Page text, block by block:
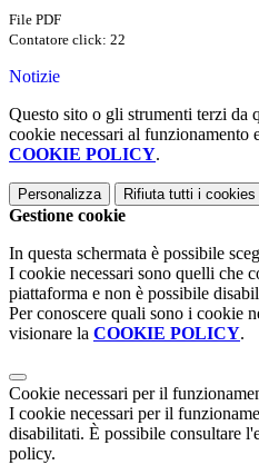
File PDF
Contatore click: 22
Notizie
Questo sito o gli strumenti terzi da
cookie necessari al
COOKIE POLICY.
Personalizza Rifiuta tutti i cookies
Gestione cookie
In questa schermata è possibile
I cookie necessari sono quelli che
piattaforma e non è possibile
Per conoscere quali sono i cookie
visionare la COOKIE POLICY.
Cookie necessari per il
I cookie necessari per il
disabilitati. È possibile consultare
policy.